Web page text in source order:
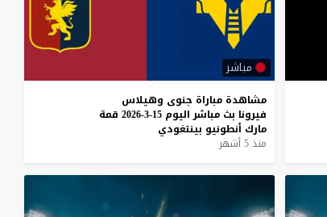
مباشر
مشاهدة مباراة جنوى وهيلاس
فيرونا بث مباشر اليوم 15-3-2026
قمة
مارك أنطونيو بينتغودي
منذ 5 أشهر